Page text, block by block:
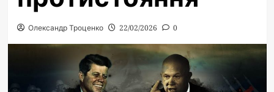
Олександр Троценко 22/02/2026 0